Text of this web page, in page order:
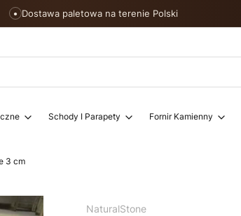
● Dostawa paletowa na terenie Polski
Schody I Parapety Fornir Kamienny
3 cm
NaturalStone